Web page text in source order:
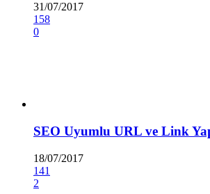
31/07/2017
158
0
SEO Uyumlu URL ve Link
18/07/2017
141
2